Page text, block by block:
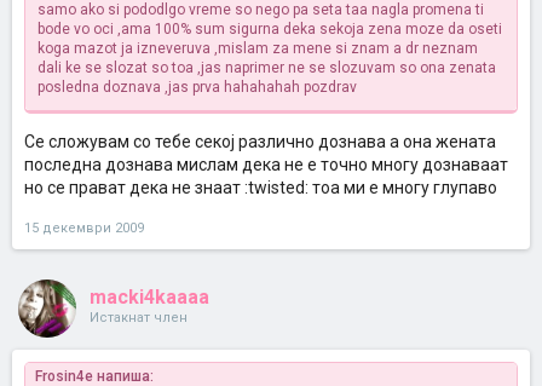
samo ako si pododlgo vreme so nego pa seta taa nagla promena ti
bode vo oci ,ama 100% sum sigurna deka sekoja zena moze da oseti
koga mazot ja izneveruva ,mislam za mene si znam a dr neznam
dali ke se slozat so toa ,jas naprimer ne se slozuvam so ona zenata
posledna doznava ,jas prva hahahahah pozdrav
Се сложувам со тебе секој различно дознава а она жената
последна дознава мислам дека не е точно многу дознаваат
но се прават дека не знаат :twisted: тоа ми е многу глупаво
15 декември 2009
macki4kaaaa
Истакнат член
Frosin4e напиша: